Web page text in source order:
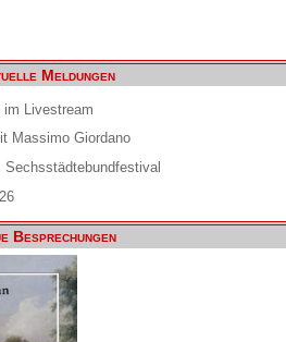
Meldungen
im Livestream
Massimo Giordano
Sechsstädtebundfestival
Besprechungen